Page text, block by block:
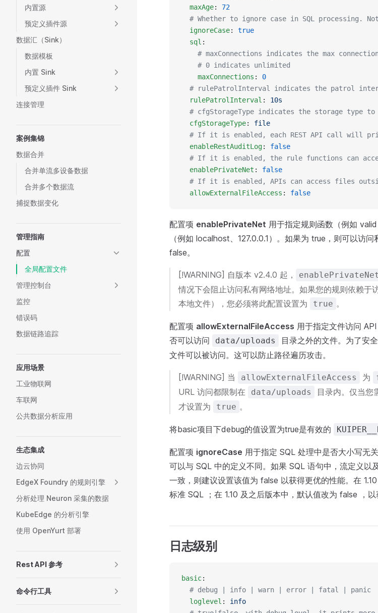
内置源
预定义插件源
数据汇（Sink）
数据模板
内置 Sink
预定义插件 Sink
连接管理
案例集锦
数据合并
合并单流多设备数据
合并多个数据流
捕捉数据变化
管理指南
配置
全局配置文件
管理控制台
监控
错误码
数据链路追踪
应用场景
工业物联网
车联网
公共数据分析应用
生态集成
边云协同
EdgeX Foundry 的规则引擎
分析处理 Neuron 采集的数据
KubeEdge 的分析引擎
使用 OpenYurt 部署
Rest API 参考
命令行工具
  maxAge
: 72
# Whether to ignore case in SQL processing.
  ignoreCase
: true
  sql
:
# maxConnections indicates the max
    # 0 indicates unlimited
    maxConnections
: 0
# rulePatrolInterval indicates the patrol
  rulePatrolInterval
: 10s
# cfgStorageType indicates the storage type
  cfgStorageType
: file
# If it is enabled, each REST API call will
  enableRestAuditLog
: false
# If it is enabled, the rule functions can
  enablePrivateNet
: false
# If it is enabled, APIs can access files
  allowExternalFileAccess
: false
配置项 enablePrivateNet 用于指定规则函数（例如
（例如 localhost、127.0.0.1）。如果为 true，则可以访
false。
[!WARNING] 自版本 v2.4.0 起， enablePrivateNet
情况下会阻止访问私有网络地址。如果您的规则依赖于
本地文件），您必须将此配置设置为
true 。
配置项 allowExternalFileAccess 用于指定文件访问
否可以访问
data/uploads
目录之外的文件。为了安
文件可以被访问。这可以防止路径遍历攻击。
[!WARNING] 当 allowExternalFileAccess 为
URL 访问都限制在
data/uploads
目录内。仅当您
才设置为
true 。
将basic项目下debug的值设置为true是有效的
配置项 ignoreCase 用于指定 SQL 处理中是否大小写无
可以与 SQL 中的定义不同。如果 SQL 语句中，流定义以
一致，则建议设置该值为 false 以获得更优的性能。在
标准 SQL ；在 1.10 及之后版本中，默认值改为 false ，以
日志级别
basic:
  # debug | info | warn | error | fatal | panic
  loglevel
: info